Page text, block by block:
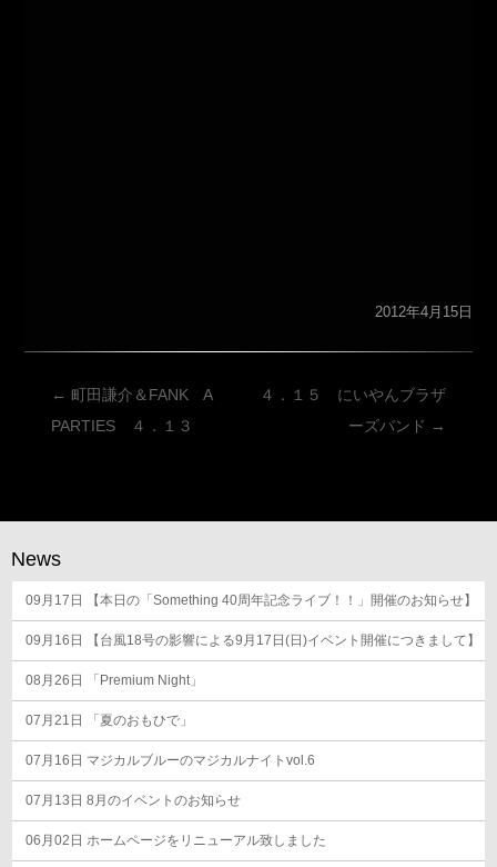
2012年4月15日
投
稿
ゲ
ー
シ
ョ
ン
← 町田謙介＆FANK A
PARTIES ４．１３
４．１５ にいやんブラザ
ーズバンド →
News
09月17日 【本日の「Something 40周年記念ライブ！！」開催のお知らせ】
09月16日 【台風18号の影響による9月17日(日)イベント開催につきまして】
08月26日 「Premium Night」
07月21日 「夏のおもひで」
07月16日 マジカルブルーのマジカルナイトvol.6
07月13日 8月のイベントのお知らせ
06月02日 ホームページをリニューアル致しました